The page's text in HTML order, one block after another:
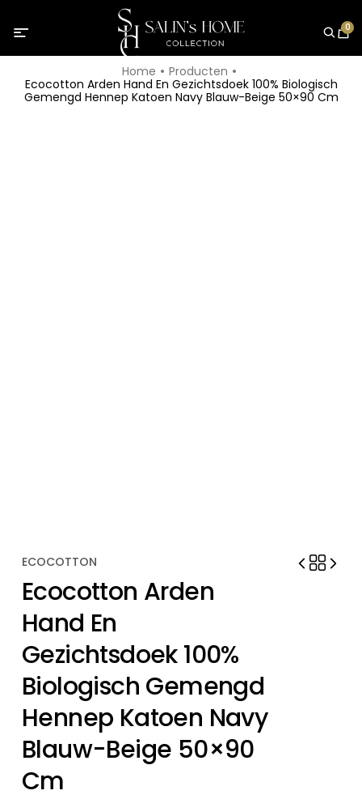
0
Home
Producten
Ecocotton Arden Hand En Gezichtsdoek 100% Biologisch
Gemengd Hennep Katoen Navy Blauw-Beige 50×90 Cm
ECOCOTTON
Ecocotton Arden
Hand En
Gezichtsdoek 100%
Biologisch Gemengd
Hennep Katoen Navy
Blauw-Beige 50×90
Cm